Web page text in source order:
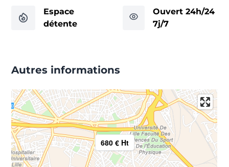
Espace
détente
Ouvert 24h/24
7j/7
Autres informations
680 € Ht